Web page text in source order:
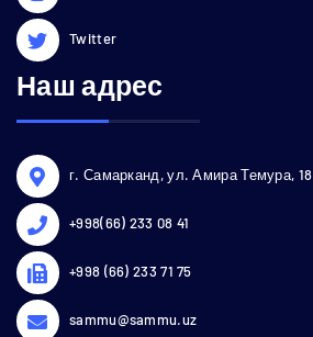
Twitter
Наш адрес
г. Самарканд, ул. Амира Темура, 18
+998(66) 233 08 41
+998 (66) 233 71 75
sammu@sammu.uz